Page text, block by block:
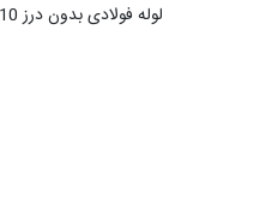
لوله فولادی بدون درز 10 اینچ رده 40